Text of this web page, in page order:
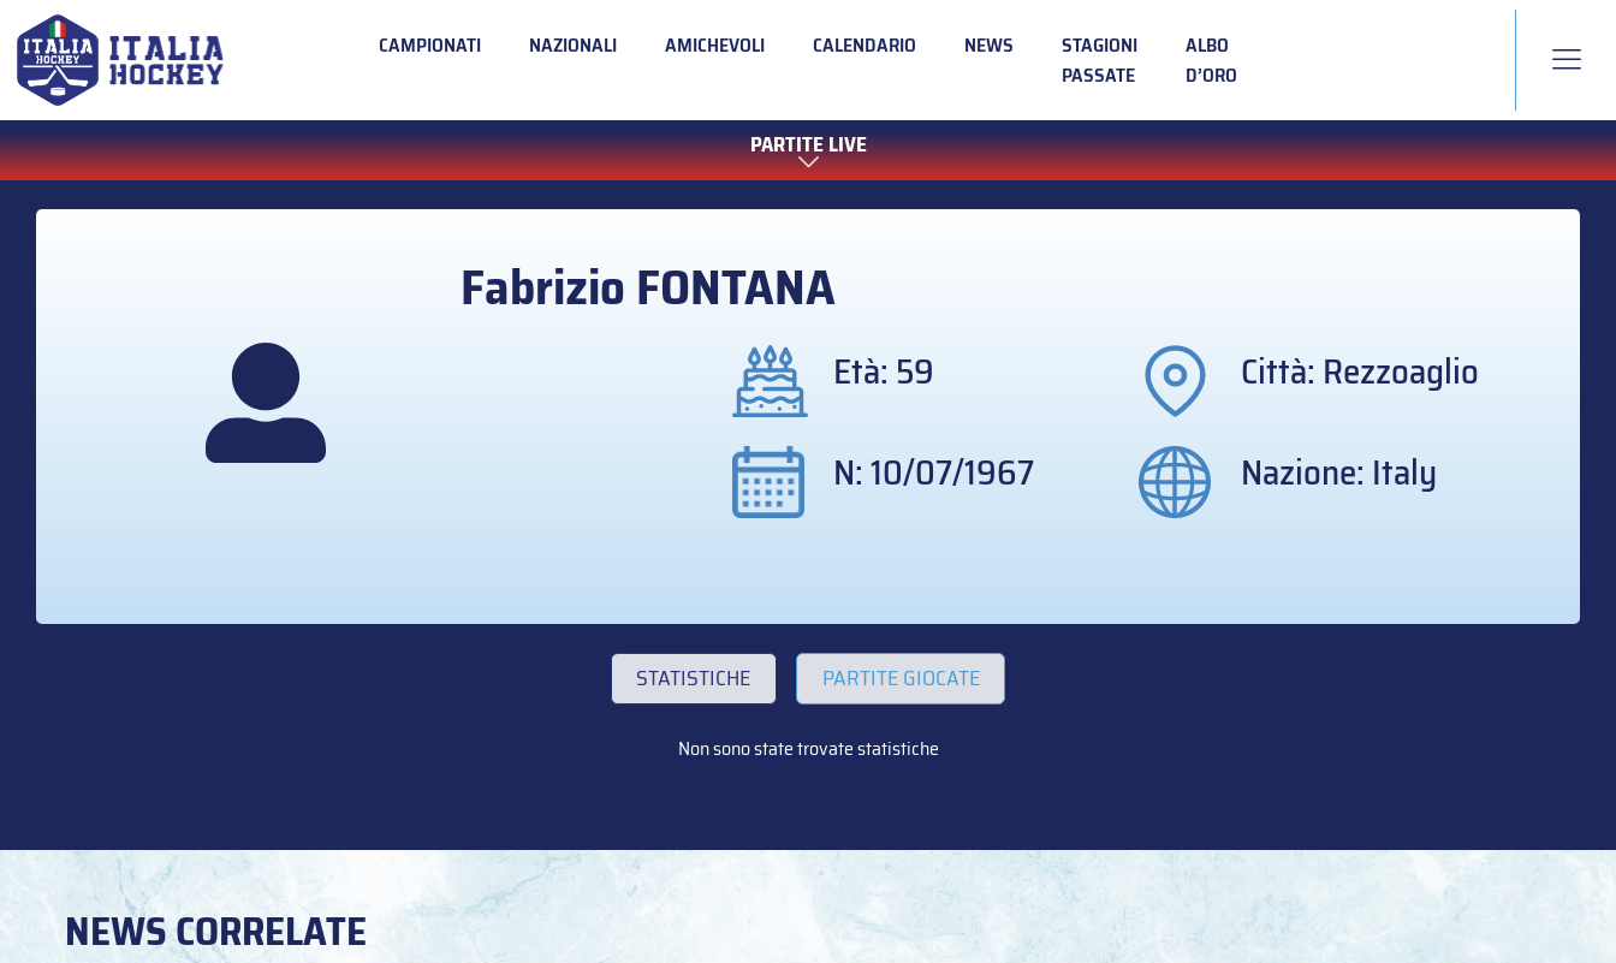
CAMPIONATI NAZIONALI AMICHEVOLI CALENDARIO NEWS
STAGIONI
PASSATE
ALBO
D’ORO
PARTITE LIVE
FabrizioFONTANA
Età: 59
Città: Rezzoaglio
N: 10/07/1967
Nazione: Italy
STATISTICHE PARTITE GIOCATE
Non sono state trovate statistiche
NEWS CORRELATE